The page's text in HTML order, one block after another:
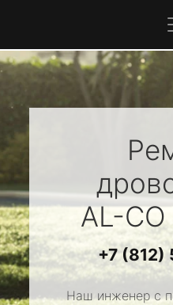
AL-CO
+7 (812)
Наш инженер с